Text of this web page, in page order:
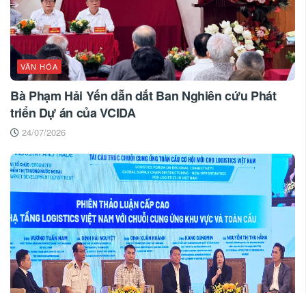
VĂN HÓA
Bà Phạm Hải Yến dẫn dắt Ban Nghiên cứu Phát
triển Dự án của VCIDA
24/07/2026